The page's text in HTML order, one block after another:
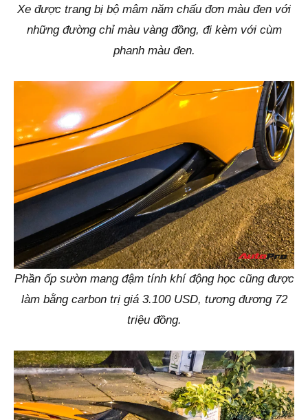
Xe được trang bị bộ mâm năm chấu đơn màu đen với
những đường chỉ màu vàng đồng, đi kèm với cùm
phanh màu đen.
Phần ốp sườn mang đậm tính khí động học cũng được
làm bằng carbon trị giá 3.100 USD, tương đương 72
triệu đồng.